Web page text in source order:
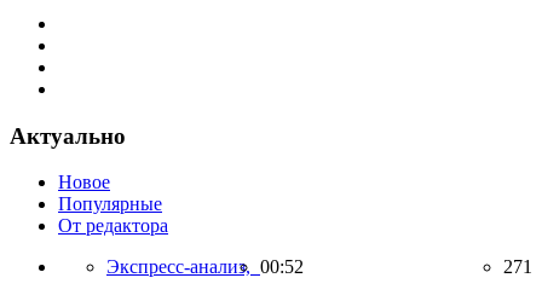
Актуально
Новое
Популярные
От редактора
Экспресс-анализ, 00:52 271